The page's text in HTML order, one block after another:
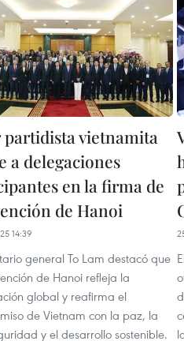
vietnamita
a delegaciones
en la firma de
de Hanoi
14:39
general To Lam destacó que
de Hanoi refleja la
global y reafirma el
de Vietnam con la paz, la
y el desarrollo sostenible.